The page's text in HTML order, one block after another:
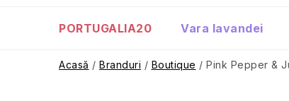
PORTUGALIA20 Vara lavandei
Acasă / Branduri / Boutique / Pink Pepper &